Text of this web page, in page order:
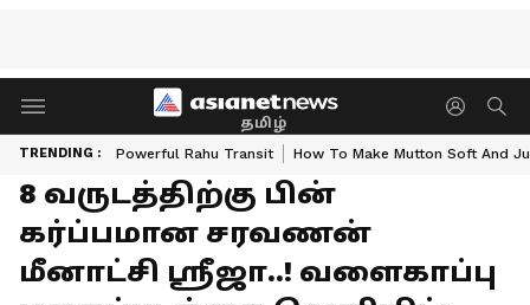
தமிழ்
TRENDING : Powerful Rahu Transit How To Make Mutton Soft And
8 வருடத்திற்கு பின்
கர்ப்பமான சரவணன்
மீனாட்சி ஸ்ரீஜா..! வளைகாப்பு